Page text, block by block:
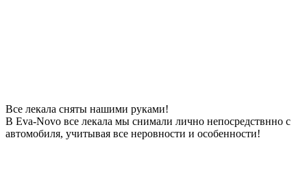
Все лекала сняты нашими руками!
В Eva-Novo все лекала мы снимали лично непосредствнно с
автомобиля, учитывая все неровности и особенности!